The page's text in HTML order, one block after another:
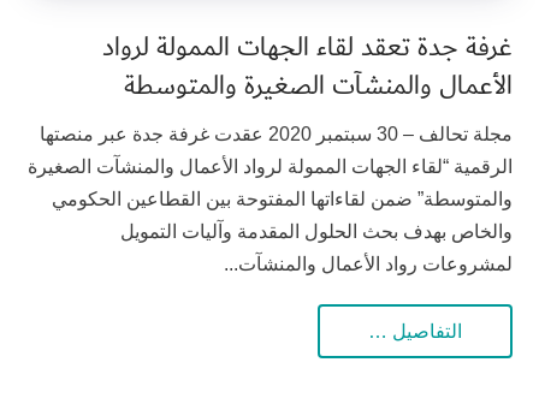
غرفة جدة تعقد لقاء الجهات الممولة لرواد
الأعمال والمنشآت الصغيرة والمتوسطة
مجلة تحالف – 30 سبتمبر 2020 عقدت غرفة جدة عبر منصتها
الرقمية “لقاء الجهات الممولة لرواد الأعمال والمنشآت الصغيرة
والمتوسطة” ضمن لقاءاتها المفتوحة بين القطاعين الحكومي
والخاص بهدف بحث الحلول المقدمة وآليات التمويل
لمشروعات رواد الأعمال والمنشآت...
التفاصيل …